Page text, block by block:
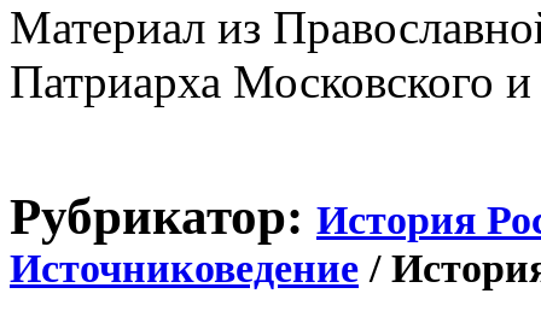
Материал из
Патриарха Московского
Рубрикатор: История
Источниковедение /